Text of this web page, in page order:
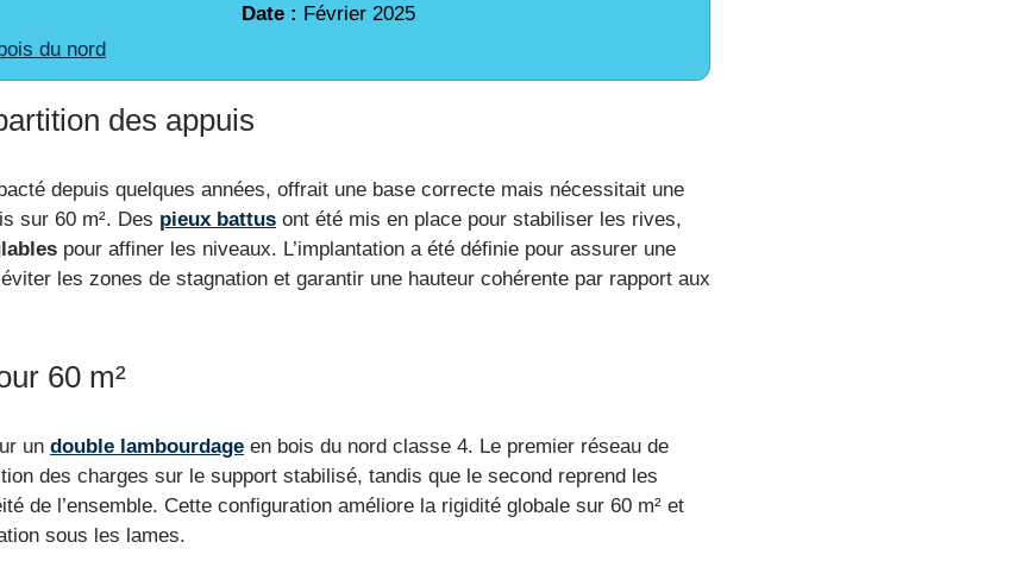
Date : Février 2025
du nord
des appuis
depuis quelques années, offrait une base correcte mais nécessitait une
sur 60 m². Des pieux battus ont été mis en place pour stabiliser les rives,
pour affiner les niveaux. L’implantation a été définie pour assurer une
les zones de stagnation et garantir une hauteur cohérente par rapport aux
60 m²
un double lambourdage en bois du nord classe 4. Le premier réseau de
des charges sur le support stabilisé, tandis que le second reprend les
de l’ensemble. Cette configuration améliore la rigidité globale sur 60 m² et
sous les lames.